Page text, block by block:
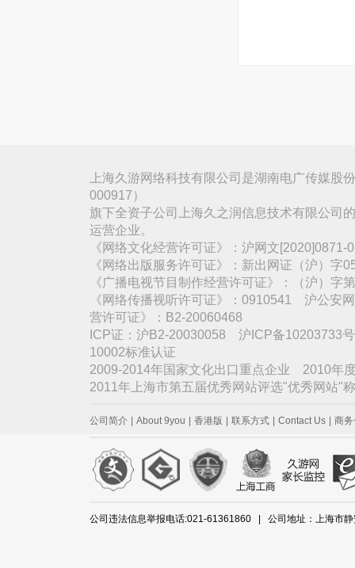
上海久游网络科技有限公司是湖南电广传媒股
000917）
旗下全资子公司上海久之润信息技术有限公司
运营企业。
《网络文化经营许可证》：沪网文
《网络出版服务许可证》：新出网证（沪）字
《广播电视节目制作经营许可证》：（沪）字
《网络传播视听许可证》：0910541 沪公安
营许可证》：B2-20060468
ICP证：沪B2-20030058 沪ICP备10203733
10002标准认证
2009-2014年国家文化出口重点企业 2010年
2011年上海市第五届优秀网站评选"优秀网站
公司简介 About 9you 香港版 联系方式 Contact Us 商
公司违法信息举报电话:021-61361860 | 公司地址：上海市